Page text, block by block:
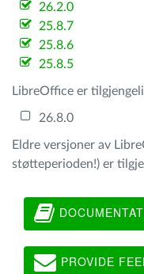
26.2.0
25.8.7
25.8.6
25.8.5
LibreOffice er
26.8.0
Eldre versjoner av
støtteperioden!) er
PROVIDE